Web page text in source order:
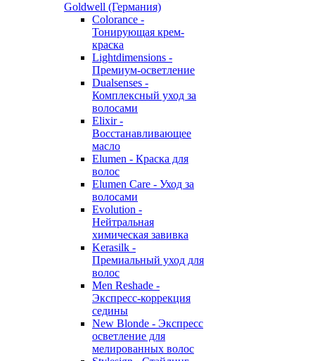
Goldwell (Германия)
Colorance -
Тонирующая крем-
краска
Lightdimensions -
Премиум-осветление
Dualsenses -
Комплексный уход за
волосами
Elixir -
Восстанавливающее
масло
Elumen - Краска для
волос
Elumen Care - Уход за
волосами
Evolution -
Нейтральная
химическая завивка
Kerasilk -
Премиальный уход для
волос
Men Reshade -
Экспресс-коррекция
седины
New Blonde - Экспресс
осветление для
мелированных волос